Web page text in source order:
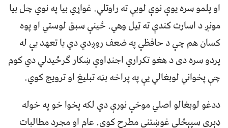
او پلمو سره يوې نوې لوبې ته راوتلي. غواړي بيا په نوي چل بيا
مونږ د اسارت کندې ته ټيل وهي. ځينې سبق لوستي او پوه
کسان هم چې د حافظې په ضعف روږدي دي يا تعهد يې له
پردو سره دی د هغو تکراري اجنډاوې ښکار ګرځيدلي دي کوم
چې پخواني لوبغالي يې په پراخه بڼه تبليغ او ترويج کوي.
ددغو لوبغالو اصلي موخې نورې دي لکه پخوا خو په خوله
ډېرې سپېڅلې غوښتنې مطرح کوي. عام او مجرد مطالبات